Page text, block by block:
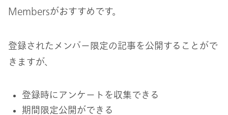
Membersがおすすめです。
登録されたメンバー限定の記事を公開することがで
きますが、
登録時にアンケートを収集できる
期間限定公開ができる